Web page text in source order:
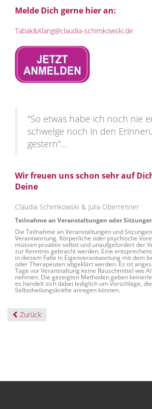
Melde Dich gerne hier an:
Tabak&Klang@claudia-schimkowski.de
"So etwas habe ich noch nie
schwelge noch in den
gestern"…
Wir freuen uns schon sehr auf
Deine
Claudia Schimkowski & Julia Oberrenner
Teilnahme an Veranstaltungen oder
Die Teilnahme an Veranstaltungen und
Verantwortung. Körperliche oder psychische
müssen proaktiv selbst und unaufgefordert der
zur Kenntnis gebracht werden. Eine
in diesem Falle in Eigenverantwortung mit dem
oder Therapeuten abgeklärt werden. Es ist
Tage vor Veranstaltung keine Rauschmittel wie
nehmen. Die gezeigten Methoden geben
es handelt sich dabei lediglich um Vorschläge,
Selbstheilungskräfte anregen können.
Zurück